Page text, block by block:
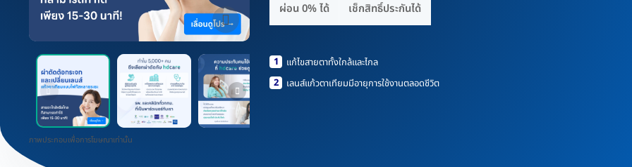
ภาพประกอบเพื่อการโฆษณาเท่านั้น
ผ่อน 0% ได้ เช็กสิทธิ์ประกันได้
1
แก้ไขสายตาทั้งใกล้และไกล
2
เลนส์แก้วตาเทียมมีอายุการใช้งานตลอดชีวิต